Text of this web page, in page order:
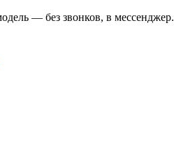
— без звонков, в мессенджер.